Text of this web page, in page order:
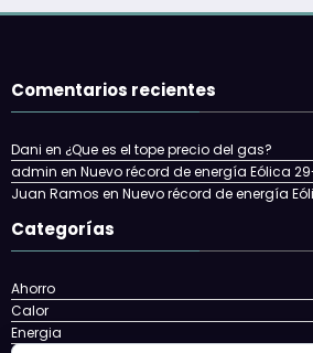
Comentarios recientes
Dani en ¿Que es el tope precio del gas?
admin en Nuevo récord de energía Eólica
Juan Ramos en Nuevo récord de energía
Categorías
Ahorro
Calor
Energia